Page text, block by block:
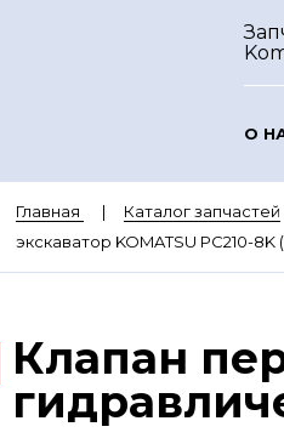
О
Главная Каталог запчастей
экскаватор KOMATSU PC210-8K
Клапан